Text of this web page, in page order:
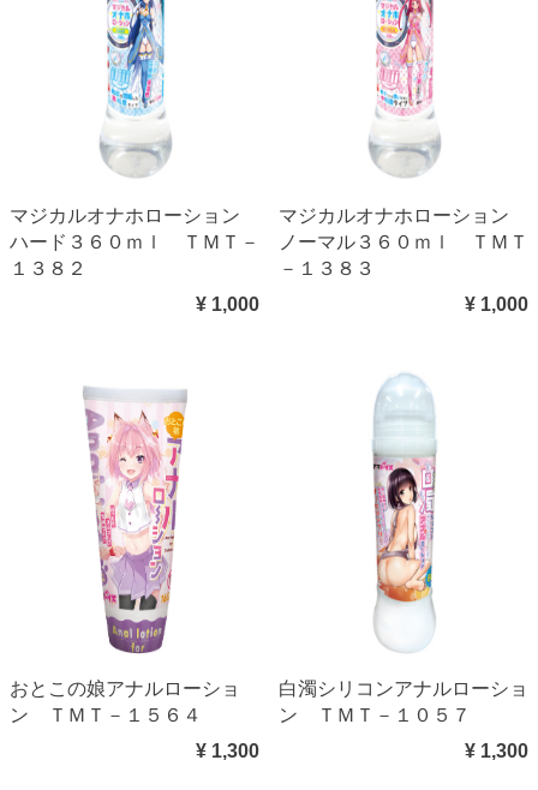
マジカルオナホローション
ハード３６０ｍｌ ＴＭＴ－
１３８２
¥ 1,000
マジカルオナホローション
ノーマル３６０ｍｌ ＴＭＴ
－１３８３
¥ 1,000
おとこの娘アナルローショ
ン ＴＭＴ－１５６４
¥ 1,300
白濁シリコンアナルローショ
ン ＴＭＴ－１０５７
¥ 1,300